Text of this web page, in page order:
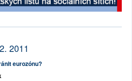
2011
eurozónu?